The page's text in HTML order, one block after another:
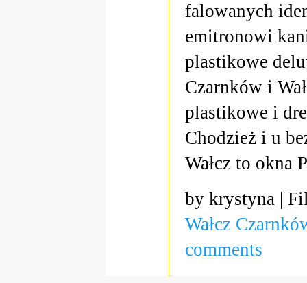
falowanych
emitronowi
plastikowe
Czarnków i
plastikowe i
Chodzież i u
Wałcz to
by krystyna |
Wałcz
comments